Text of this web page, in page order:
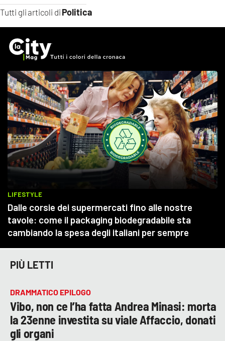
Tutti gli articoli di Politica
PIÙ LETTI
DRAMMATICO EPILOGO
Vibo, non ce l’ha fatta Andrea Minasi: morta
la 23enne investita su viale Affaccio, donati
gli organi